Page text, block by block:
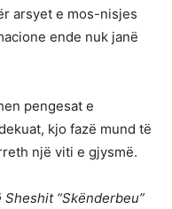
arsyet e mos-nisjes
ende nuk janë
pengesat e
kjo fazë mund të
një viti e gjysmë.
“Skënderbeu”